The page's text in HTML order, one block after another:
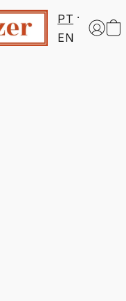
PT
EN